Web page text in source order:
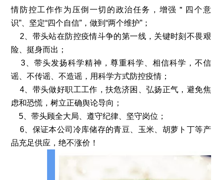
情防控工作作为压倒一切的政治任务，增强＂四个意
识”、坚定“四个自信”，做到“两个维护”；
2、带头站在防控疫情斗争的第一线，关键时刻不畏艰
险、挺身而出；
3、带头发扬科学精神，尊重科学、相信科学，不信
谣、不传谣、不造谣，用科学方式防控疫情；
4、带头做好职工工作，扶危济困、弘扬正气，避免焦
虑和恐慌，树立正确舆论导向；
5、带头顾全大局、遵守纪律、坚守岗位；
6、保证本公司冷库储存的青豆、玉米、胡萝ト丁等产
品充足供应，绝不涨价！